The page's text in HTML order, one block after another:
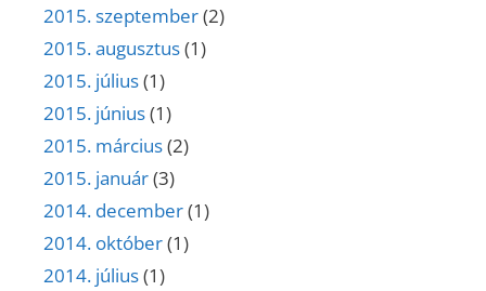
2015. szeptember(2)
2015. augusztus(1)
2015. július(1)
2015. június(1)
2015. március(2)
2015. január(3)
2014. december(1)
2014. október(1)
2014. július(1)